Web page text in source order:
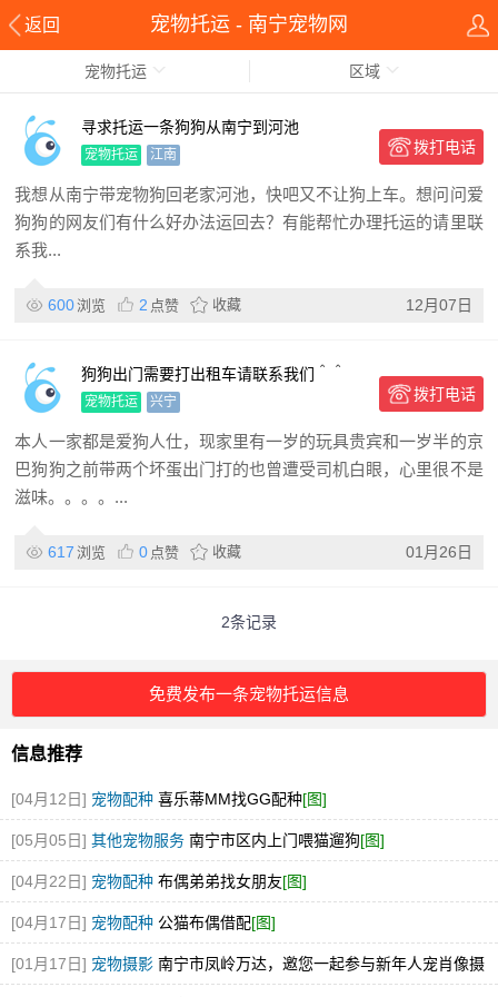
返回 宠物托运 - 南宁宠物网
宠物托运 区域
寻求托运一条狗狗从南宁到河池
宠物托运 江南 拨打电话
我想从南宁带宠物狗回老家河池，快吧又不让狗上车。想问问爱
狗狗的网友们有什么好办法运回去？有能帮忙办理托运的请里联
系我...
600浏览 2 点赞 收藏 12月07日
狗狗出门需要打出租车请联系我们＾＾
宠物托运 兴宁 拨打电话
本人一家都是爱狗人仕，现家里有一岁的玩具贵宾和一岁半的京
巴狗狗之前带两个坏蛋出门打的也曾遭受司机白眼，心里很不是
滋味。。。。...
617 浏览 0 点赞 收藏 01月26日
2条记录
免费发布一条宠物托运信息
信息推荐
[04月12日] 宠物配种 喜乐蒂MM找GG配种[图]
[05月05日] 其他宠物服务 南宁市区内上门喂猫遛狗[图]
[04月22日] 宠物配种 布偶弟弟找女朋友[图]
[04月17日] 宠物配种 公猫布偶借配[图]
[01月17日] 宠物摄影 南宁市凤岭万达，邀您一起参与新年人宠肖像摄